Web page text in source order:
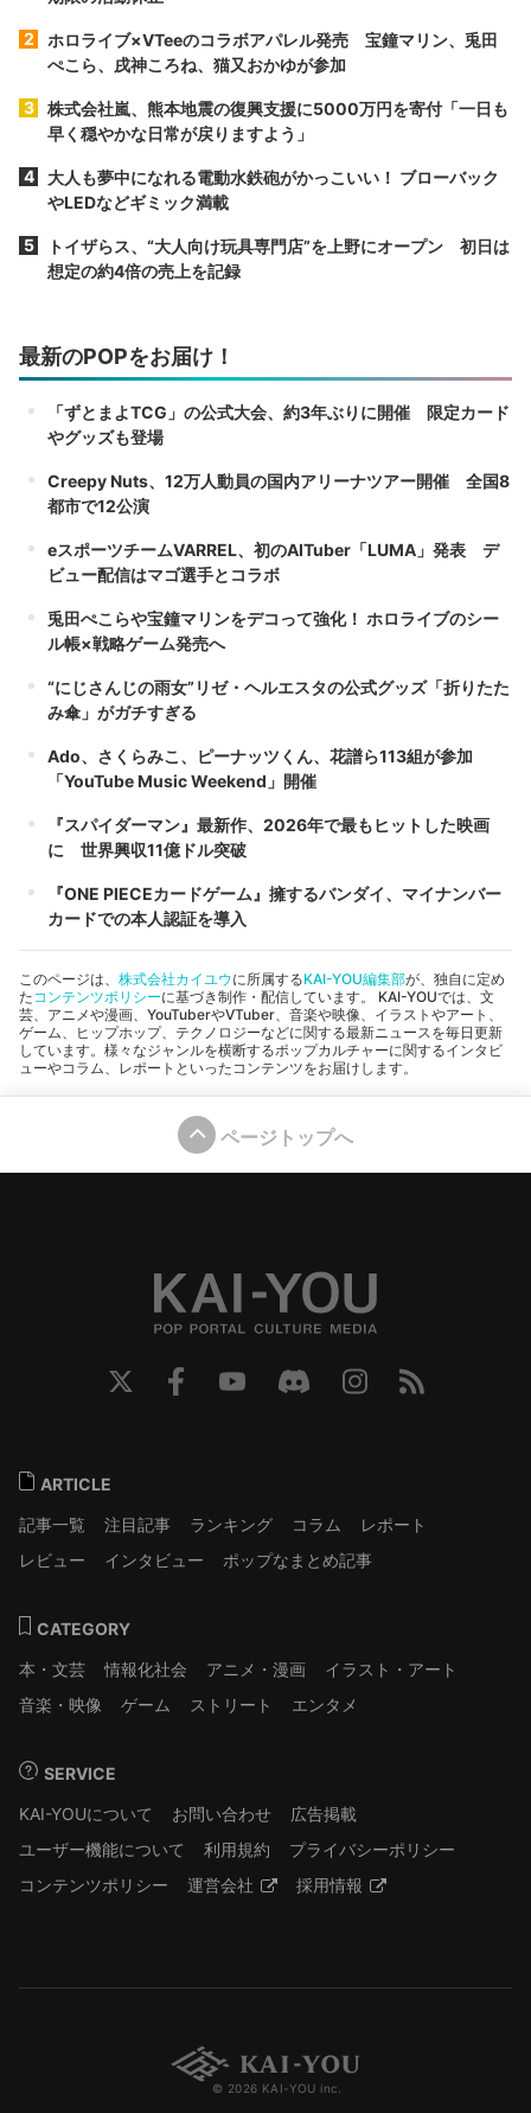
ホロライブ×VTeeのコラボアパレル発売 宝鐘マリン、兎田
ぺこら、戌神ころね、猫又おかゆが参加
株式会社嵐、熊本地震の復興支援に5000万円を寄付「一日も
早く穏やかな日常が戻りますよう」
大人も夢中になれる電動水鉄砲がかっこいい！ ブローバック
やLEDなどギミック満載
トイザらス、“大人向け玩具専門店”を上野にオープン 初日は
想定の約4倍の売上を記録
最新のPOPをお届け！
「ずとまよTCG」の公式大会、約3年ぶりに開催 限定カード
やグッズも登場
Creepy Nuts、12万人動員の国内アリーナツアー開催 全国8
都市で12公演
eスポーツチームVARREL、初のAITuber「LUMA」発表 デ
ビュー配信はマゴ選手とコラボ
兎田ぺこらや宝鐘マリンをデコって強化！ ホロライブのシー
ル帳×戦略ゲーム発売へ
“にじさんじの雨女”リゼ・ヘルエスタの公式グッズ「折りたた
み傘」がガチすぎる
Ado、さくらみこ、ピーナッツくん、花譜ら113組が参加
「YouTube Music Weekend」開催
『スパイダーマン』最新作、2026年で最もヒットした映画
に 世界興収11億ドル突破
『ONE PIECEカードゲーム』擁するバンダイ、マイナンバー
カードでの本人認証を導入
このページは、 株式会社カイユウに所属するKAI-YOU編集部が、独自に定め
たコンテンツポリシーに基づき制作・配信しています。 KAI-YOUでは、文
芸、アニメや漫画、YouTuberやVTuber、音楽や映像、イラストやアート、
ゲーム、ヒップホップ、テクノロジーなどに関する最新ニュースを毎日更新
しています。様々なジャンルを横断するポップカルチャーに関するインタビ
ューやコラム、レポートといったコンテンツをお届けします。
ページトップへ
ARTICLE
記事一覧
注目記事 ランキング コラム
レポート
レビュー
インタビュー ポップなまとめ記事
CATEGORY
本・文芸
情報化社会 アニメ・漫画
イラスト・アート
音楽・映像
ゲーム ストリート エンタメ
SERVICE
KAI-YOUについて
お問い合わせ
広告掲載
ユーザー機能について
利用規約
プライバシーポリシー
コンテンツポリシー
運営会社 採用情報
© 2026 KAI-YOU inc.